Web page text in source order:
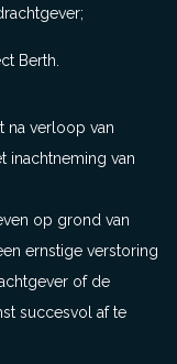
Berth.
na verloop van
inachtneming van
op grond van
ernstige verstoring
of de
succesvol af te